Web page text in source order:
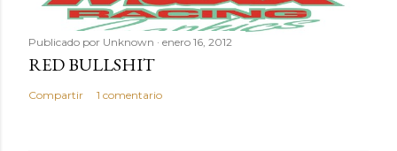
r
i
Publicado por Unknown enero 16, 2012
RED BULLSHIT
Compartir 1 comentario